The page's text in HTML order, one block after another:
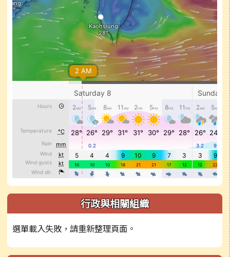
行政與相關組織
選單載入失敗，請重新整理頁面。